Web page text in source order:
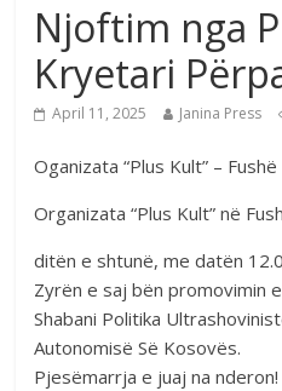
Njoftim nga
Kryetari
April 11, 2025 Janina Press
Oganizata “Plus Kult” –
Organizata “Plus Kult” në
ditën e shtunë, me datën
Zyrën e saj bën promovimin
Shabani Politika
Autonomisë Së Kosovës.
Pjesëmarrja e juaj na nderon!